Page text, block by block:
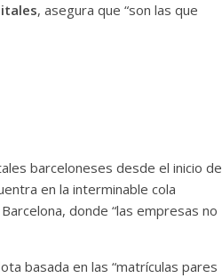
, asegura que “son las que
barceloneses desde el inicio de
en la interminable cola
donde “las empresas no
basada en las “matrículas pares